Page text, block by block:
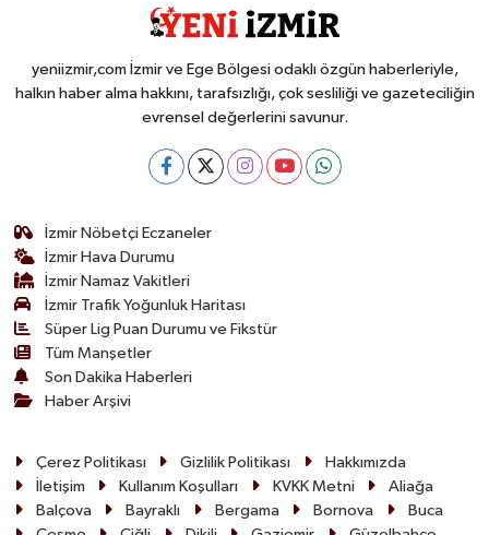
yeniizmir,com İzmir ve Ege Bölgesi odaklı özgün haberleriyle,
halkın haber alma hakkını, tarafsızlığı, çok sesliliği ve gazeteciliğin
evrensel değerlerini savunur.
İzmir Nöbetçi Eczaneler
İzmir Hava Durumu
İzmir Namaz Vakitleri
İzmir Trafik Yoğunluk Haritası
Süper Lig Puan Durumu ve Fikstür
Tüm Manşetler
Son Dakika Haberleri
Haber Arşivi
Çerez Politikası Gizlilik Politikası
Hakkımızda
İletişim
Kullanım Koşulları KVKK Metni
Aliağa
Balçova
Bayraklı Bergama Bornova
Buca